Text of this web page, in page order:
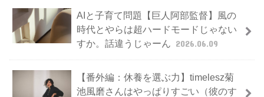
AIと子育て問題【巨人阿部監督】風の
時代とやらは超ハードモードじゃない
すか。話違うじゃーん 2026.06.09
【番外編：休養を選ぶ力】timelesz菊
池風磨さんはやっぱりすごい（彼のす